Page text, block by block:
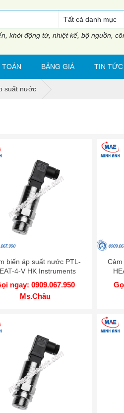
Tất cả danh mục
khởi động từ, nhiệt kế, bộ nguồn,
BẢNG GIÁ TIN TỨC
suất nước
biến áp suất nước PTL-
4-V HK Instruments
ngay: 0909.067.950
Ms.Châu